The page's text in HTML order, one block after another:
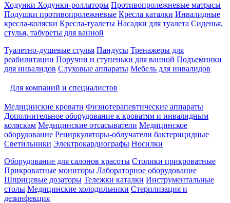
Ходунки Ходунки-роллаторы Противопролежневые матрасы
Подушки противопролежневые Кресла каталки Инвалидные
кресла-коляски Кресла-туалеты Насадки для туалета Сиденья,
стулья, табуреты для ванной
Туалетно-душевые стулья Пандусы Тренажеры для
реабилитации Поручни и ступеньки для ванной Подъемники
для инвалидов Слуховые аппараты Мебель для инвалидов
Для компаний и специалистов
Медицинские кровати Физиотерапевтические аппараты
Дополнительное оборудование к кроватям и инвалидным
коляскам Медицинские отсасыватели Медицинское
оборудование Рециркуляторы-облучатели бактерицидные
Светильники Электрокардиографы Носилки
Оборудование для салонов красоты Столики прикроватные
Прикроватные мониторы Лабораторное оборудование
Шприцевые дозаторы Тележки каталки Инструментальные
столы Медицинские холодильники Стерилизация и
дезинфекция